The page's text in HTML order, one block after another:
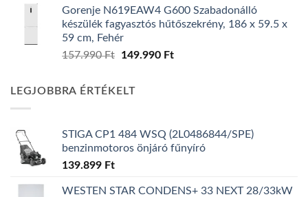
was:
139.990 Ft.
is:
119.990 Ft.
Gorenje N619EAW4 G600 Szabadonálló
készülék fagyasztós hűtőszekrény, 186 x 59.5 x
59 cm, Fehér
157.990Ft
Original
157.990 Ft.
149.990 FtCurrent
LEGJOBBRA ÉRTÉKELT
STIGA CP1 484 WSQ (2L0486844/SPE)
benzinmotoros önjáró fűnyíró
139.899 Ft
WESTEN STAR CONDENS+ 33 NEXT 28/33kW